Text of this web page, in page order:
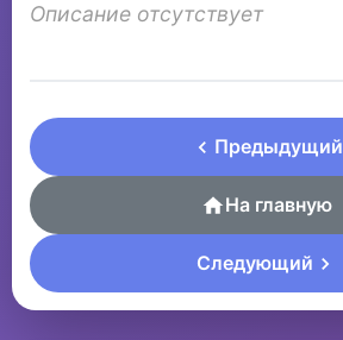
Описание отсутствует
Предыдущий
На главную
Следующий